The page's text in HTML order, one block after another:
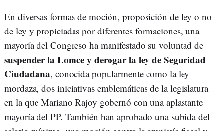
En diversas formas de moción, proposición de ley o no
de ley y propiciadas por diferentes formaciones, una
mayoría del Congreso ha manifestado su voluntad de
suspender la Lomce y derogar la ley de Seguridad
Ciudadana, conocida popularmente como la ley
mordaza, dos iniciativas emblemáticas de la legislatura
en la que Mariano Rajoy gobernó con una aplastante
mayoría del PP. También han aprobado una subida del